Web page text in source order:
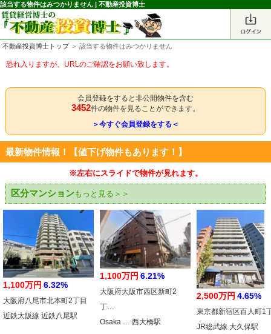
該当する物件はみつかりません | 不動産投資博士
不動産投資博士トップ＞ 該当する物件はみつかりません
恐れ入りますが、URLのご確認をお願い致します。
会員登録をすると非公開物件を含む
3452件の物件を見ることができます。
＞今すぐ会員登録をする＜
最新物件情報！【値下げ物件もあります！】
※左右にスライドで物件が見れます。
区分マンションもっと見る＞＞
1,100万円 6.32%
大阪府八尾市北本町2丁目
近鉄大阪線 近鉄八尾駅
1,100万円 6.21%
大阪府大阪市西区新町2
丁…
Osaka … 西大橋駅
2,500万円 4.65%
東京都新宿区百人町1
JR総武線 大久保駅